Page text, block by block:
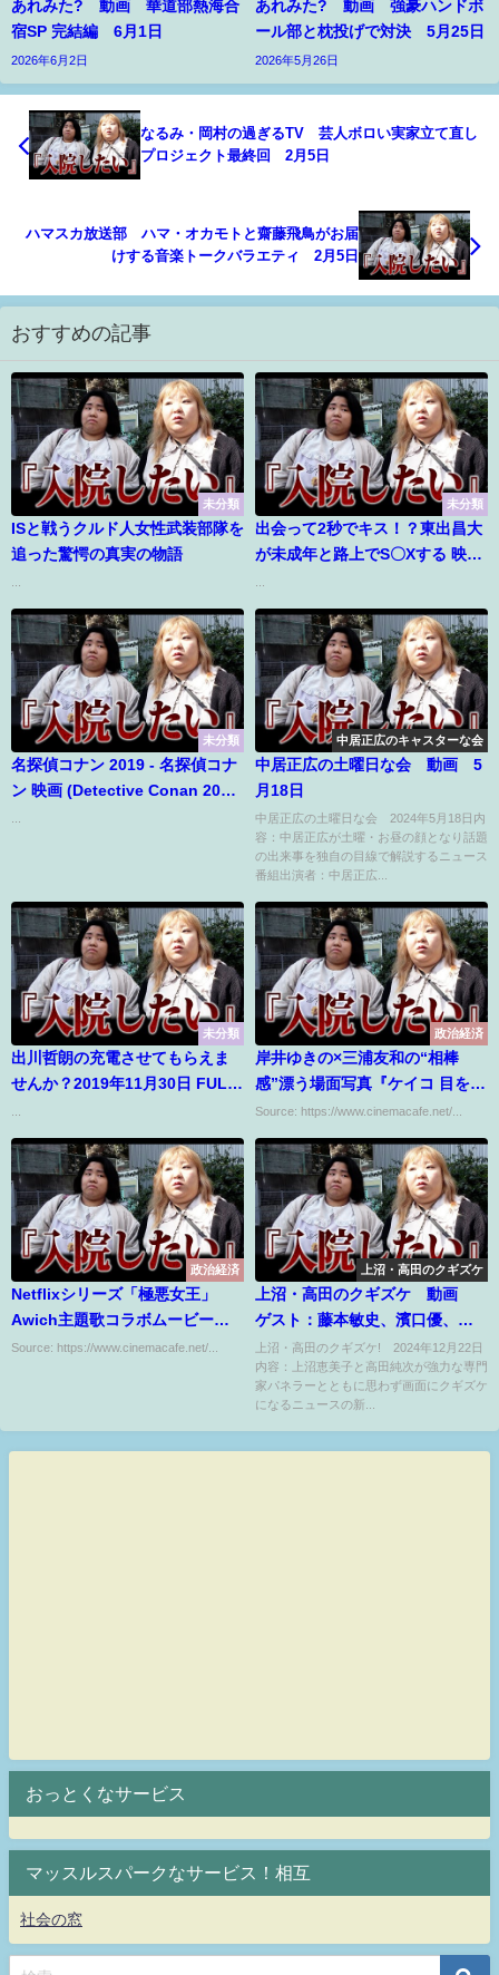
あれみた? 動画 華道部熱海合
宿SP 完結編 6月1日
2026年6月2日
あれみた? 動画 強豪ハンドボ
ール部と枕投げで対決 5月25日
2026年5月26日
なるみ・岡村の過ぎるTV 芸人ボロい実家立て直し
プロジェクト最終回 2月5日
ハマスカ放送部 ハマ・オカモトと齋藤飛鳥がお届
けする音楽トークバラエティ 2月5日
おすすめの記事
未分類
ISと戦うクルド人女性武装部隊を
追った驚愕の真実の物語
未分類
出会って2秒でキス！？東出昌大
が未成年と路上でS〇Xする 映画
未分類
名探偵コナン 2019 - 名探偵コナ
ン 映画 (Detective Conan 2019)
中居正広のキャスターな会
中居正広の土曜日な会 動画 5
月18日
中居正広の土曜日な会 2024年5月18日内
容：中居正広が土曜・お昼の顔となり話題
の出来事を独自の目線で解説するニュース
番組出演者：中居正広...
未分類
出川哲朗の充電させてもらえま
せんか？2019年11月30日 FULL
政治経済
岸井ゆきの×三浦友和の“相棒
感”漂う場面写真『ケイコ 目を澄
ませて』
Source: https://www.cinemacafe.net/...
政治経済
Netflixシリーズ「極悪女王」
Awich主題歌コラボムービー公
開
Source: https://www.cinemacafe.net/...
上沼・高田のクギズケ
上沼・高田のクギズケ 動画
ゲスト：藤本敏史、濱口優、岡
田圭右、ダレノガレ明美 12月
22日
上沼・高田のクギズケ! 2024年12月22日
内容：上沼恵美子と高田純次が強力な専門
家パネラーとともに思わず画面にクギズケ
になるニュースの新...
おっとくなサービス
マッスルスパークなサービス！相互
社会の窓